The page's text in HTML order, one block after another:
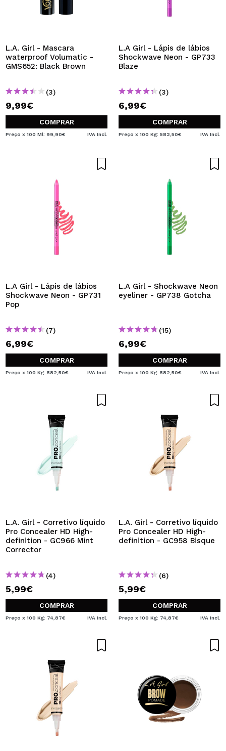
L.A. Girl - Mascara
waterproof Volumatic -
GMS652: Black Brown
(3)
9,99€
COMPRAR
Preço x 100 Ml: 99,90€ IVA Incl.
L.A Girl - Lápis de lábios
Shockwave Neon - GP733
Blaze
(3)
6,99€
COMPRAR
Preço x 100 Kg: 582,50€ IVA Incl.
L.A Girl - Lápis de lábios
Shockwave Neon - GP731
Pop
(7)
6,99€
COMPRAR
Preço x 100 Kg: 582,50€ IVA Incl.
L.A Girl - Shockwave Neon
eyeliner - GP738 Gotcha
(15)
6,99€
COMPRAR
Preço x 100 Kg: 582,50€ IVA Incl.
L.A. Girl - Corretivo líquido
Pro Concealer HD High-
definition - GC966 Mint
Corrector
(4)
5,99€
COMPRAR
Preço x 100 Kg: 74,87€ IVA Incl.
L.A. Girl - Corretivo líquido
Pro Concealer HD High-
definition - GC958 Bisque
(6)
5,99€
COMPRAR
Preço x 100 Kg: 74,87€ IVA Incl.